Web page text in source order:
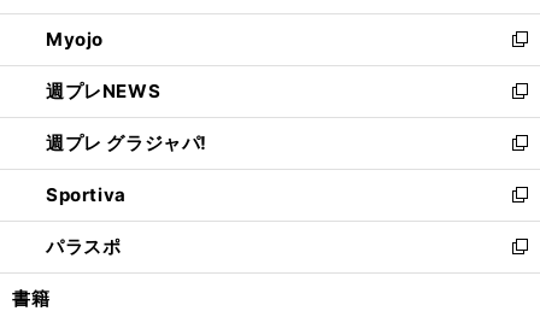
開
く
ウ
で
開
く
ン
ド
ウ
で
開
く
ウ
ィ
ン
ド
ウ
で
開
く
Myojo
新
し
い
ウ
ィ
ン
ド
ウ
で
開
週プレNEWS
新
し
い
ウ
ィ
ン
ド
ウ
週プレ グラジャパ!
新
し
い
ウ
ィ
ン
Sportiva
新
し
い
ウ
パラスポ
新
し
書籍